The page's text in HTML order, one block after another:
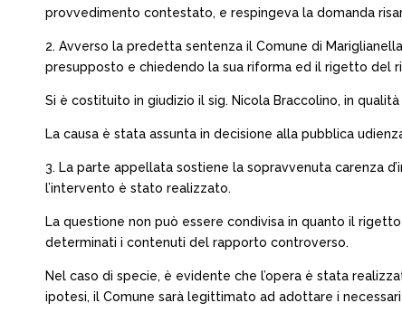
provvedimento contestato, e respingeva la domanda
2. Avverso la predetta sentenza il Comune di
presupposto e chiedendo la sua riforma ed il rigetto del
Si è costituito in giudizio il sig. Nicola Braccolino, in
La causa è stata assunta in decisione alla pubblica
3. La parte appellata sostiene la sopravvenuta carenza
l’intervento è stato realizzato.
La questione non può essere condivisa in quanto il
determinati i contenuti del rapporto controverso.
Nel caso di specie, è evidente che l’opera è stata
ipotesi, il Comune sarà legittimato ad adottare i